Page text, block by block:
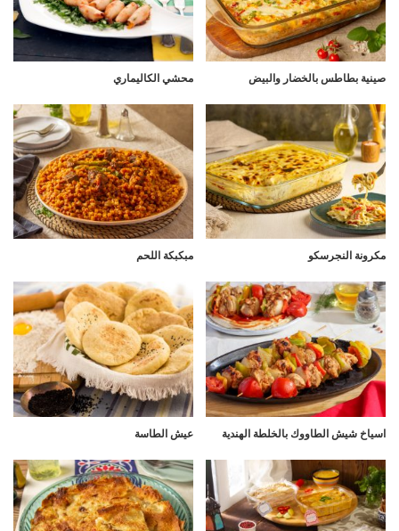
صينية بطاطس بالخضار والبيض محشي الكاليماري
مكرونة النجرسكو مبكبكة اللحم
اسياخ شيش الطاووك بالخلطة الهندية عيش الطاسة